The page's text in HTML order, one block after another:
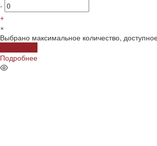
-
+
×
Выбрано максимальное количество,
Подробнее